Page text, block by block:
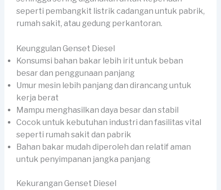
seperti pembangkit listrik cadangan untuk pabrik,
rumah sakit, atau gedung perkantoran.
Keunggulan Genset Diesel
Konsumsi bahan bakar lebih irit untuk beban
besar dan penggunaan panjang
Umur mesin lebih panjang dan dirancang untuk
kerja berat
Mampu menghasilkan daya besar dan stabil
Cocok untuk kebutuhan industri dan fasilitas vital
seperti rumah sakit dan pabrik
Bahan bakar mudah diperoleh dan relatif aman
untuk penyimpanan jangka panjang
Kekurangan Genset Diesel